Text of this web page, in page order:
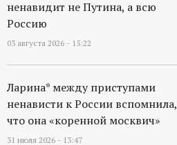
ненавидит не Путина, а всю
Россию
03 августа 2026 - 15:22
Ларина* между приступами
ненависти к России вспомнила,
что она «коренной москвич»
31 июля 2026 - 13:47